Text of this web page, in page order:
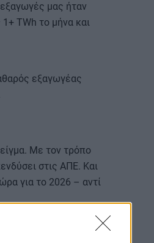
μας ήταν
TWh το μήνα και
εξαγωγέας
Με τον τρόπο
στις ΑΠΕ. Και
για το 2026 – αντί